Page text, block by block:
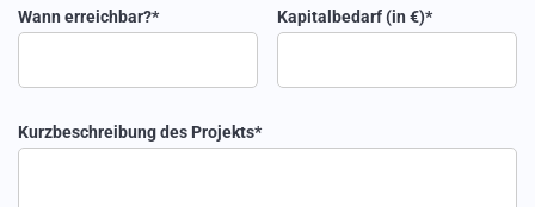
Wann erreichbar?* Kapitalbedarf (in €)*
Kurzbeschreibung des Projekts*